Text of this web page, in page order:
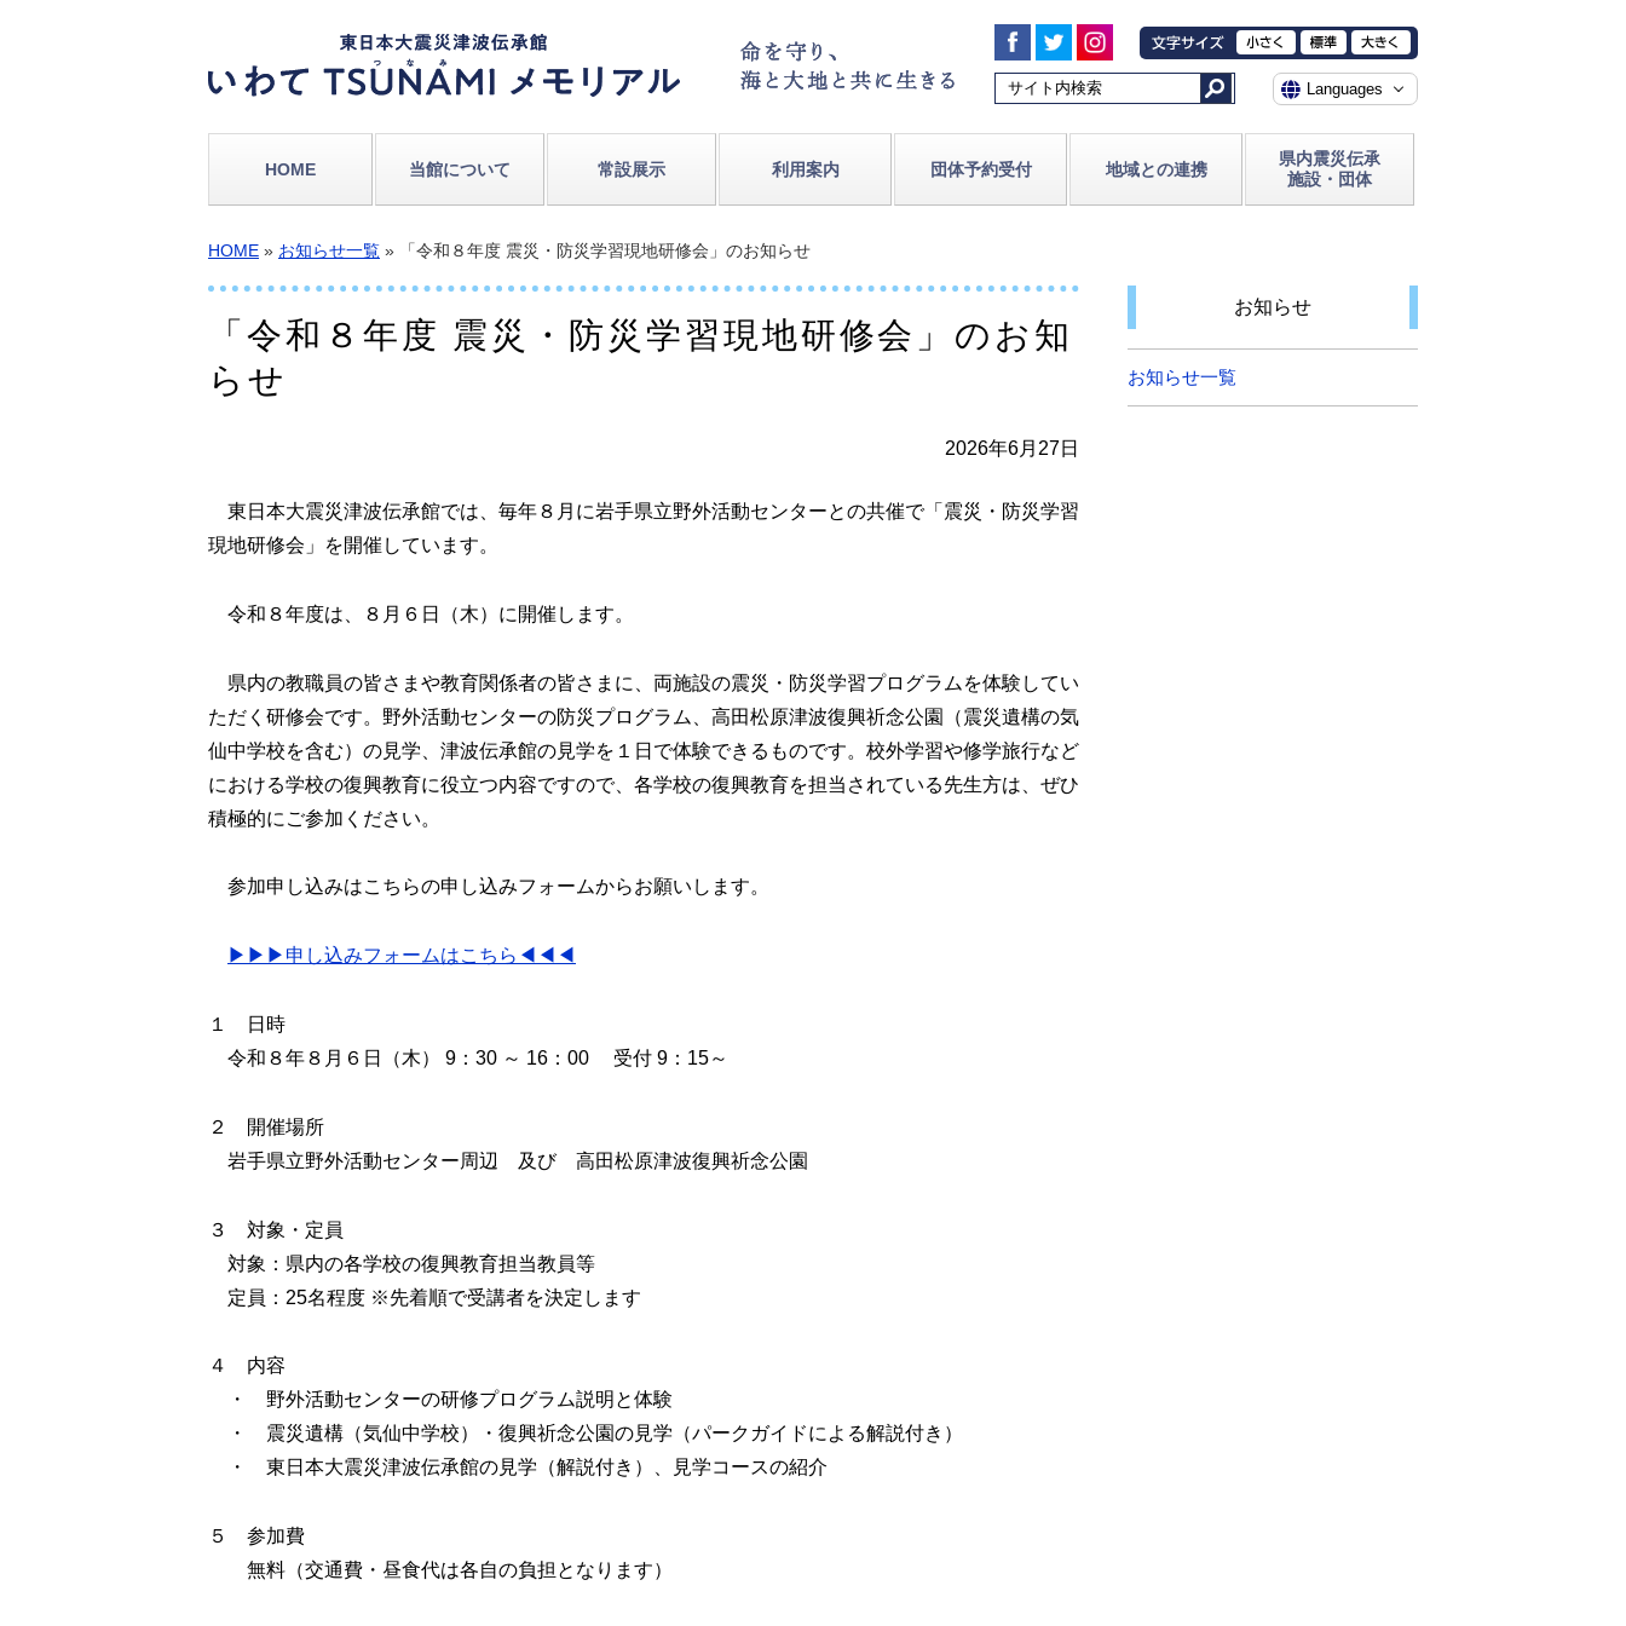
HOME 当館について 常設展示 利用案内 団体予約受付 地域との連携
県内震災伝承
施設・団体
HOME » お知らせ一覧 » 「令和８年度 震災・防災学習現地研修会」のお知らせ
「令和８年度 震災・防災学習現地研修会」のお知
らせ
2026年6月27日
東日本大震災津波伝承館では、毎年８月に岩手県立野外活動センターとの共催で「震災・防災学習
現地研修会」を開催しています。
令和８年度は、８月６日（木）に開催します。
県内の教職員の皆さまや教育関係者の皆さまに、両施設の震災・防災学習プログラムを体験してい
ただく研修会です。野外活動センターの防災プログラム、高田松原津波復興祈念公園（震災遺構の気
仙中学校を含む）の見学、津波伝承館の見学を１日で体験できるものです。校外学習や修学旅行など
における学校の復興教育に役立つ内容ですので、各学校の復興教育を担当されている先生方は、ぜひ
積極的にご参加ください。
参加申し込みはこちらの申し込みフォームからお願いします。
▶▶▶申し込みフォームはこちら◀◀◀
１ 日時
令和８年８月６日（木） 9：30 ～ 16：00 受付 9：15～
２ 開催場所
岩手県立野外活動センター周辺 及び 高田松原津波復興祈念公園
３ 対象・定員
対象：県内の各学校の復興教育担当教員等
定員：25名程度 ※先着順で受講者を決定します
４ 内容
・ 野外活動センターの研修プログラム説明と体験
・ 震災遺構（気仙中学校）・復興祈念公園の見学（パークガイドによる解説付き）
・ 東日本大震災津波伝承館の見学（解説付き）、見学コースの紹介
５ 参加費
無料（交通費・昼食代は各自の負担となります）
お知らせ
お知らせ一覧